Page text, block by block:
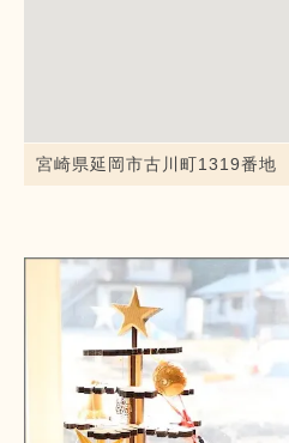
宮崎県延岡市古川町1319番地